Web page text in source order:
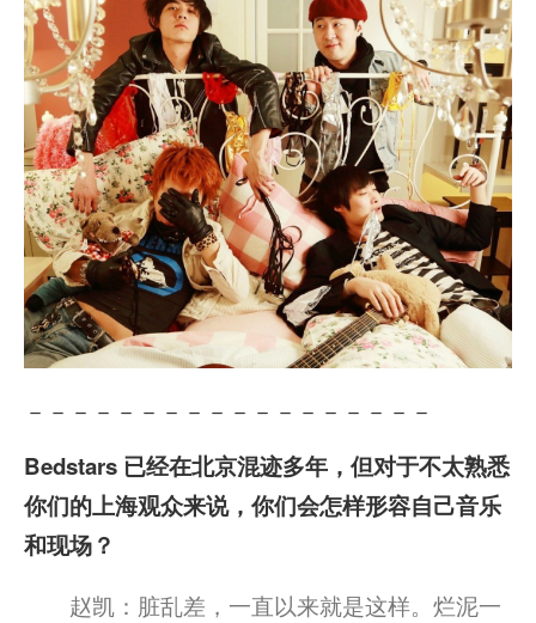
－－－－－－－－－－－－－－－－－－
Bedstars 已经在北京混迹多年，但对于不太熟悉
你们的上海观众来说，你们会怎样形容自己音乐
和现场？
赵凯：脏乱差，一直以来就是这样。烂泥一